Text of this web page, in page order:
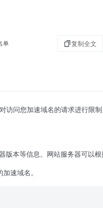
单 复制全文
问您加速域名的请求进行限制
本等信息。网站服务器可以
速域名。